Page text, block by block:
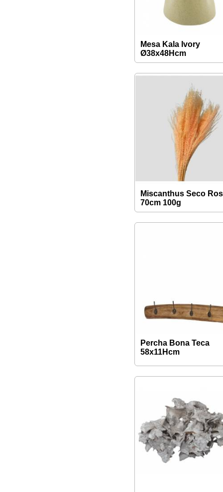
Mesa Kala Ivory
Ø38x48Hcm
Miscanthus Seco
70cm 100g
Percha Bona Teca
58x11Hcm